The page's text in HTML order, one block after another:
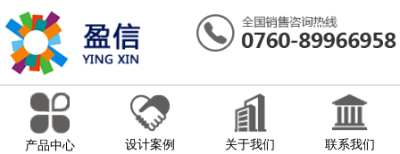
产品中心 设计案例 关于我们 联系我们